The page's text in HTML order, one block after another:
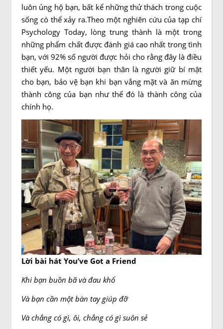
luôn ủng hộ bạn, bất kể những thử thách trong cuộc
sống có thể xảy ra.Theo một nghiên cứu của tạp chí
Psychology Today, lòng trung thành là một trong
những phẩm chất được đánh giá cao nhất trong tình
bạn, với 92% số người được hỏi cho rằng đây là điều
thiết yếu. Một người bạn thân là người giữ bí mật
cho bạn, bảo vệ bạn khi bạn vắng mặt và ăn mừng
thành công của bạn như thể đó là thành công của
chính họ.
Lời bài hát You’ve Got a Friend
Khi bạn buồn bã và đau khổ
Và bạn cần một bàn tay giúp đỡ
Và chẳng có gì, ôi, chẳng có gì suôn sẻ